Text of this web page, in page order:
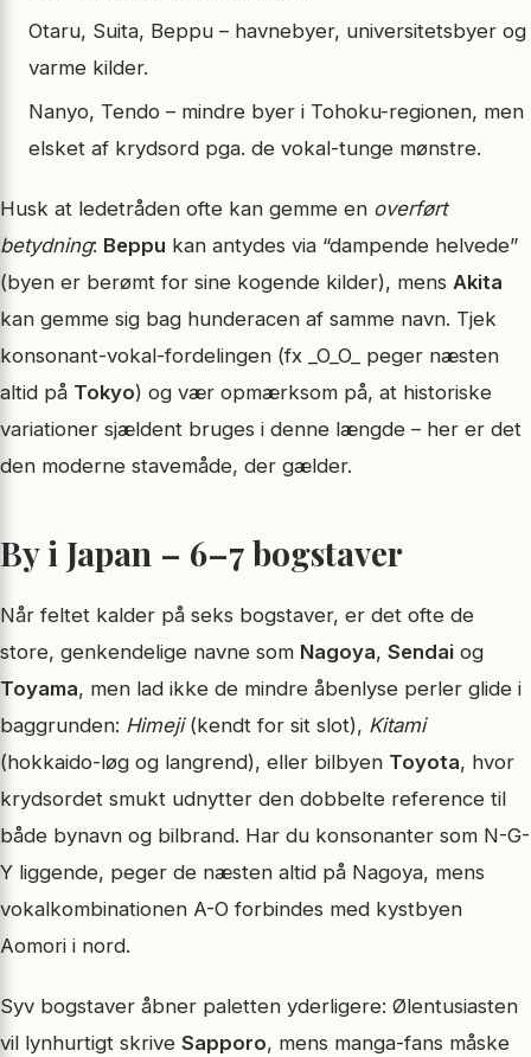
Otaru, Suita, Beppu – havnebyer, universitetsbyer og
varme kilder.
Nanyo, Tendo – mindre byer i Tohoku-regionen, men
elsket af krydsord pga. de vokal-tunge mønstre.
Husk at ledetråden ofte kan gemme en overført
betydning: Beppu kan antydes via “dampende helvede”
(byen er berømt for sine kogende kilder), mens Akita
kan gemme sig bag hunderacen af samme navn. Tjek
konsonant-vokal-fordelingen (fx _O_O_ peger næsten
altid på Tokyo) og vær opmærksom på, at historiske
variationer sjældent bruges i denne længde – her er det
den moderne stavemåde, der gælder.
By i Japan – 6–7 bogstaver
Når feltet kalder på seks bogstaver, er det ofte de
store, genkendelige navne som Nagoya, Sendai og
Toyama, men lad ikke de mindre åbenlyse perler glide i
baggrunden: Himeji(kendt for sit slot), Kitami
(hokkaido-løg og langrend), eller bilbyen Toyota, hvor
krydsordet smukt udnytter den dobbelte reference til
både bynavn og bilbrand. Har du konsonanter som N-G-
Y liggende, peger de næsten altid på Nagoya, mens
vokalkombinationen A-O forbindes med kystbyen
Aomori i nord.
Syv bogstaver åbner paletten yderligere: Ølentusiasten
vil lynhurtigt skrive Sapporo, mens manga-fans måske